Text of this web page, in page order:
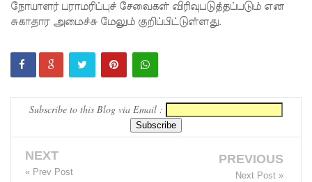
சந்தேகநப
ஆக
உயர்வு
நான்கு
நோயாளர் பராமரிப்புச் சேவைகள் விரிவுபடுத்தப்படும் என
சுகாதார அமைச்சு மேலும் குறிப்பிட்டுள்ளது.
Subscribe to this Blog via Email :
NEXT
« Prev Post
PREVIOUS
Next Post »